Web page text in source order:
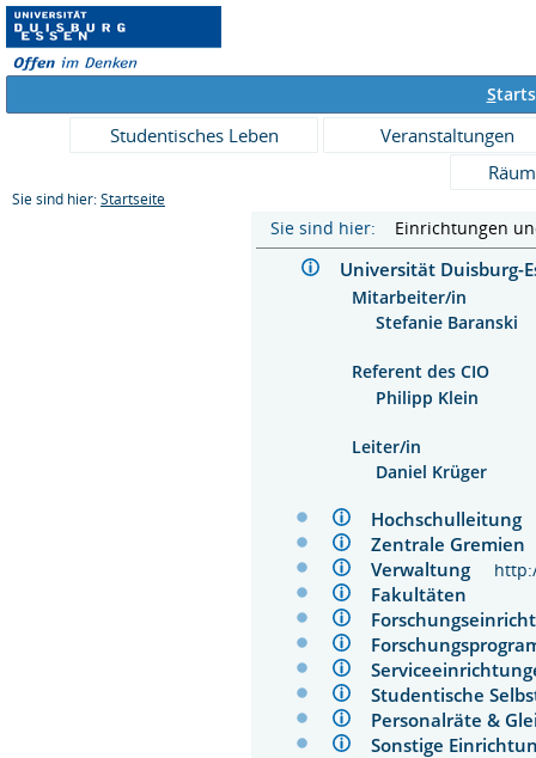
S
Studentisches Leben
Veranstaltungen
Sie sind hier: Startseite
Sie sind hier: Einrichtungen
Universität
Mitarbeiter/in
Stefanie Baranski
Referent des CIO
Philipp Klein
Leiter/in
Daniel Krüger
Zentrale
Verwaltung
Fakultäten
Studentische
Personalräte &
Sonstige